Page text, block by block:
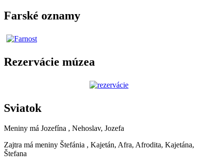
Farské oznamy
Rezervácie múzea
Sviatok
Meniny má Jozefína , Nehoslav, Jozefa
Zajtra má meniny Štefánia , Kajetán, Afra, Afrodita, Kajetána,
Štefana